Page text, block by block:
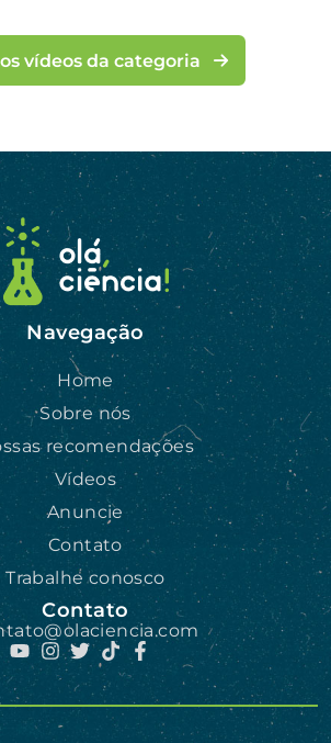
vídeos da categoria
Navegação
Home
Sobre nós
recomendações
Vídeos
Anuncie
Contato
Trabalhe conosco
Contato